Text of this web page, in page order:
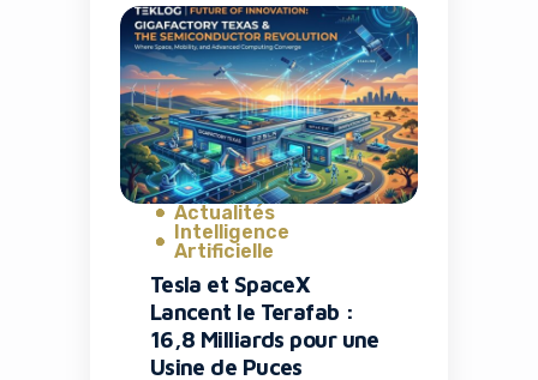
C’est exactement ce que deux
chercheurs en sécurité
polonais ont mis en lumière
récemment lors de la
conférence Def Con à Las
Vegas. Leur scan […]
Actualités
Intelligence
Artificielle
Tesla et SpaceX
Lancent le Terafab :
16,8 Milliards pour une
Usine de Puces